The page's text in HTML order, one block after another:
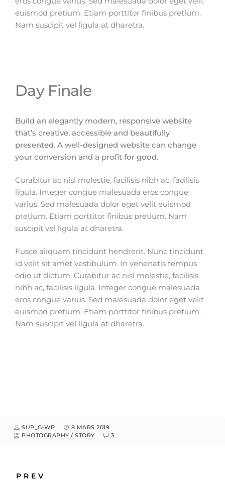
euismod pretium. Etiam porttitor finibus pretium.
Nam suscipit vel ligula at dharetra.
Day Finale
Build an elegantly modern, responsive website
that’s creative, accessible and beautifully
presented. A well-designed website can change
your conversion and a profit for good.
Curabitur ac nisl molestie, facilisis nibh ac, facilisis
ligula. Integer congue malesuada eros congue
varius. Sed malesuada dolor eget velit euismod
pretium. Etiam porttitor finibus pretium. Nam
suscipit vel ligula at dharetra.
Fusce aliquam tincidunt hendrerit. Nunc tincidunt
id velit sit amet vestibulum. In venenatis tempus
odio ut dictum. Curabitur ac nisl molestie, facilisis
nibh ac, facilisis ligula. Integer congue malesuada
eros congue varius. Sed malesuada dolor eget velit
euismod pretium. Etiam porttitor finibus pretium.
Nam suscipit vel ligula at dharetra.
SUP_G-WP
8 MARS 2019
PHOTOGRAPHY / STORY 3
PREV